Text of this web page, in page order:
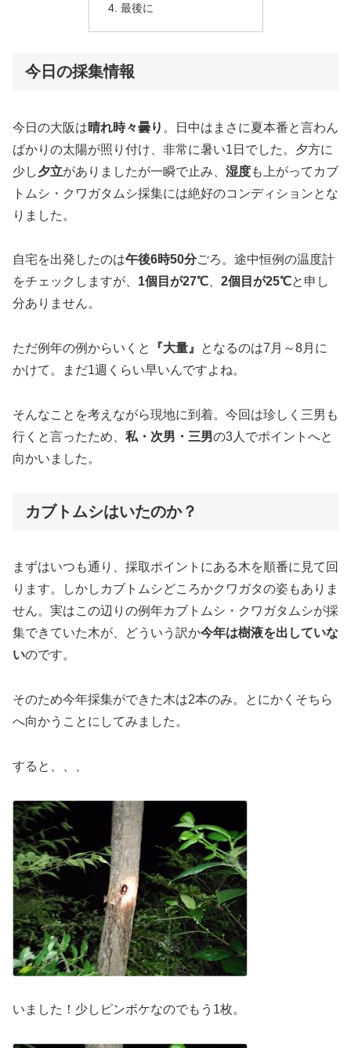
最後に
今日の採集情報
今日の大阪は晴れ時々曇り 。日中はまさに夏本番と言わん
ばかりの太陽が照り付け、非常に暑い1日でした。夕方に
少し夕立がありましたが一瞬で止み、 湿度も上がってカブ
トムシ・クワガタムシ採集には絶好のコンディションとな
りました。
自宅を出発したのは午後6時50分ごろ。途中恒例の温度計
をチェックしますが、 1個目が27℃、 2個目が25℃と申し
分ありません。
ただ例年の例からいくと 『大量』
となるのは7月～8月に
かけて。まだ1週くらい早いんですよね。
そんなことを考えながら現地に到着。今回は珍しく三男も
行くと言ったため、 私・次男・三男の3人でポイントへと
向かいました。
カブトムシはいたのか？
まずはいつも通り、採取ポイントにある木を順番に見て回
ります。しかしカブトムシどころかクワガタの姿もありま
せん。実はこの辺りの例年カブトムシ・クワガタムシが採
集できていた木が、どういう訳か今年は樹液を出していな
いのです。
そのため今年採集ができた木は2本のみ。とにかくそちら
へ向かうことにしてみました。
すると、、、
いました！少しピンボケなのでもう1枚。